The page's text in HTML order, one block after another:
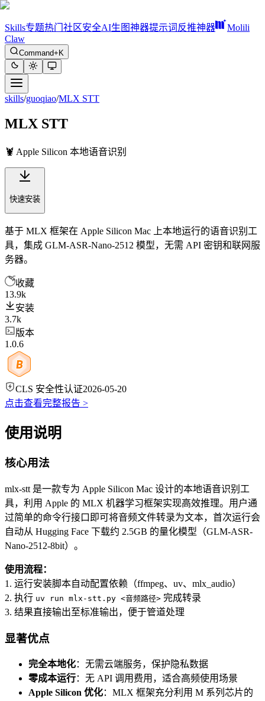
Skills专题热门 社区安全AI生图神器提示词反推神器
Molili
Claw
Command+K
skills/guoqiao/MLX STT
MLX STT
🦞 Apple Silicon 本地语音识别
快速安装
基于 MLX 框架在 Apple Silicon Mac 上本地运行的语音识别工
具，集成 GLM-ASR-Nano-2512 模型，无需 API 密钥和联网服
务器。
收藏
13.9k
安装
3.7k
版本
1.0.6
CLS 安全性认证2026-05-20
点击查看完整报告 >
使用说明
核心用法
mlx-stt 是一款专为 Apple Silicon Mac 设计的本地语音识别工
具，利用 Apple 的 MLX 机器学习框架实现高效推理。用户通
过简单的命令行接口即可将音频文件转录为文本，首次运行会
自动从 Hugging Face 下载约 2.5GB 的量化模型（GLM-ASR-
Nano-2512-8bit）。
使用流程：
1. 运行安装脚本自动配置依赖（ffmpeg、uv、mlx_audio）
2. 执行 uv run mlx-stt.py <音频路径> 完成转录
3. 结果直接输出至标准输出，便于管道处理
显著优点
完全本地化：无需云端服务，保护隐私数据
零成本运行：无 API 调用费用，适合高频使用场景
Apple Silicon 优化：MLX 框架充分利用 M 系列芯片的